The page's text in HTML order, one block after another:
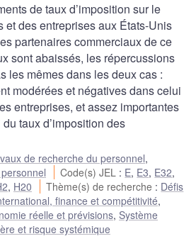
de taux d’imposition sur le
et des entreprises aux États-Unis
partenaires commerciaux de ce
sont abaissés, les répercussions
les mêmes dans les deux cas :
modérées et négatives dans celui
entreprises, et assez importantes
taux d’imposition des
de recherche du personnel,
Code(s) JEL : E, E3, E32,
, H20 Thème(s) de recherche : Défis
finance et compétitivité,
réelle et prévisions, Système
et risque systémique